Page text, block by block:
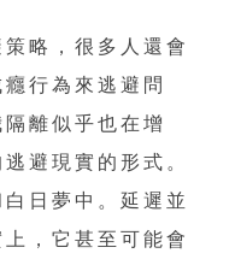
略，很多人還會
行為來逃避問
離似乎也在增
避現實的形式。
日夢中。延遲並
，它甚至可能會